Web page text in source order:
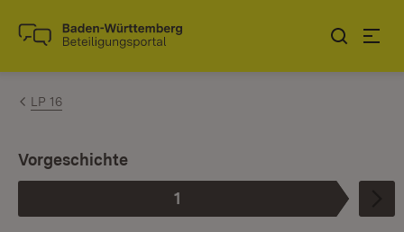
Zum Inhalt springen
Link zur Startseite
LP 16
Phase
1
:
Vorgeschichte